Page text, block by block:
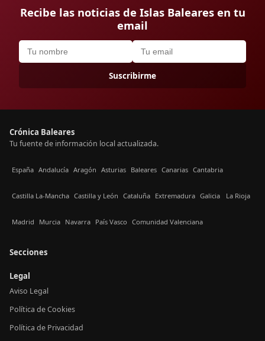
Recibe las noticias de Islas Baleares en tu
email
Suscribirme
Crónica Baleares
Tu fuente de información local actualizada.
España Andalucía Aragón Asturias Baleares Canarias Cantabria
Castilla La-Mancha Castilla y León Cataluña Extremadura Galicia La Rioja
Madrid Murcia Navarra País Vasco Comunidad Valenciana
Secciones
Legal
Aviso Legal
Política de Cookies
Política de Privacidad